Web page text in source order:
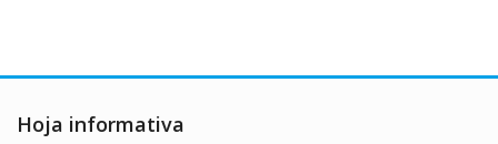
Hoja informativa